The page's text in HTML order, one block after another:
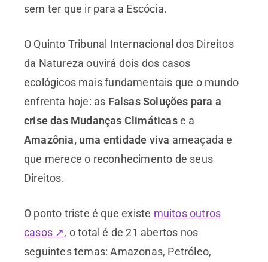
sem ter que ir para a Escócia.
O Quinto Tribunal Internacional dos Direitos
da Natureza ouvirá dois dos casos
ecológicos mais fundamentais que o mundo
enfrenta hoje: as Falsas Soluções para a
crise das Mudanças Climáticase a
Amazônia, uma entidade viva ameaçada e
que merece o reconhecimento de seus
Direitos.
O ponto triste é que existe muitos outros
casos ↗, o total é de 21 abertos nos
seguintes temas: Amazonas, Petróleo,